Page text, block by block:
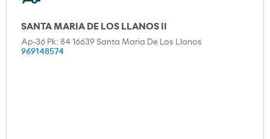
SANTA MARIA DE LOS LLANOS II
Ap-36 Pk: 84 16639 Santa Maria De Los Llanos
969148574